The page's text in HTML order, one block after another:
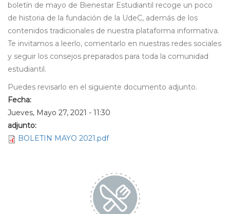
boletín de mayo de Bienestar Estudiantil recoge un poco
de historia de la fundación de la UdeC, además de los
contenidos tradicionales de nuestra plataforma informativa.
Te invitamos a leerlo, comentarlo en nuestras redes sociales
y seguir los consejos preparados para toda la comunidad
estudiantil.
Puedes revisarlo en el siguiente documento adjunto.
Fecha:
Jueves, Mayo 27, 2021 - 11:30
adjunto:
BOLETIN MAYO 2021.pdf